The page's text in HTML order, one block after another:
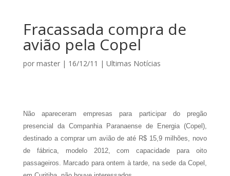
Fracassada compra de
avião pela Copel
por master| 16/12/11 | Ultimas Notícias
Não apareceram empresas para participar do pregão
presencial da Companhia Paranaense de Energia (Copel),
destinado a comprar um avião de até R$ 15,9 milhões, novo
de fábrica, modelo 2012, com capacidade para oito
passageiros. Marcado para ontem à tarde, na sede da Copel,